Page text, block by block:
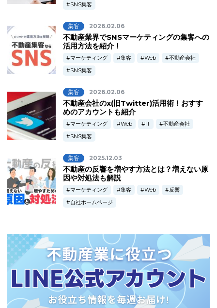
SNS集客
集客 2026.02.06
不動産業界でSNSマーケティングの集客への
活用方法を紹介！
マーケティング 集客 Web
不動産会社
SNS集客
集客 2026.02.06
不動産会社のx(旧Twitter)活用術！おすす
めのアカウントも紹介
マーケティング Web IT
不動産会社
SNS集客
集客 2025.12.03
不動産の反響を増やす方法とは？増えない原
因や対処法も解説
マーケティング 集客 Web
反響
自社ホームページ